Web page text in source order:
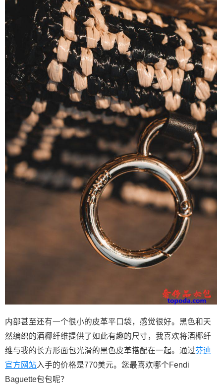
内部甚至还有一个很小的皮革平口袋，感觉很好。黑色和天
然编织的酒椰纤维提供了如此有趣的尺寸，我喜欢将酒椰纤
维与我的长方形面包光滑的黑色皮革搭配在一起。通过芬迪
官方网站入手的价格是770美元。您最喜欢哪个Fendi
Baguette包包呢？